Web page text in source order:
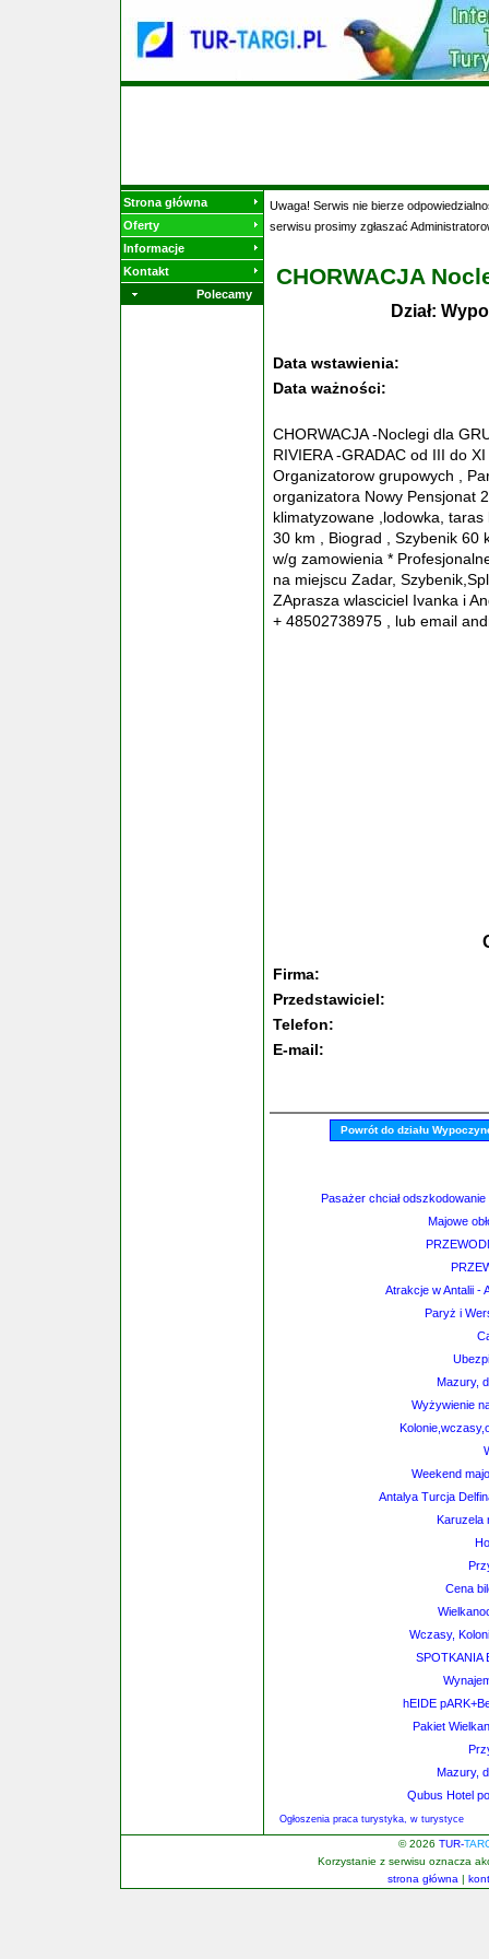
Strona główna
Oferty
Informacje
Kontakt
Polecamy
Uwaga! Serwis nie bierze
serwisu prosimy zgłaszać
CHORWACJA
Dział:
Data wstawienia:
Data ważności:
CHORWACJA -Noclegi dla
RIVIERA -GRADAC od III do
Organizatorow grupowych ,
organizatora Nowy Pensjonat
klimatyzowane ,lodowka,
30 km , Biograd , Szybenik 60
w/g zamowienia *
na miejscu Zadar,
ZAprasza wlasciciel Ivanka i
+ 48502738975 , lub email
Firma:
Przedstawiciel:
Telefon:
E-mail:
Powrót do działu
Pasażer chciał
Majowe
Atrakcje w Antalii -
Paryż i
Mazury,
Wyżywienie
Weekend
Antalya Turcja
Karuzela
Cena
Wczasy,
SPOTKANIA
hEIDE
Pakiet
Mazury,
Qubus Hotel
Ogłoszenia praca turystyka, w turystyce
© 2026 TUR-
Korzystanie z serwisu oznacza
strona główna |